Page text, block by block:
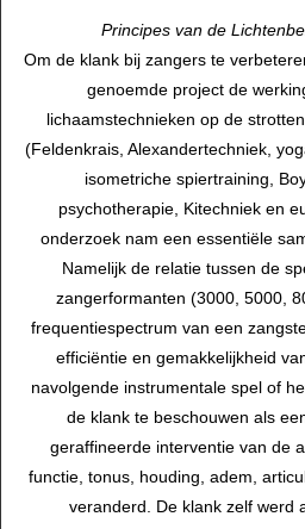
Principes van de
Om de klank bij zangers te
genoemde project de
lichaamstechnieken op de
(Feldenkrais, Alexandertechniek,
isometriche spiertraining,
psychotherapie, Kitechniek en
onderzoek nam een essentiële
Namelijk de relatie tussen de
zangerformanten (3000, 5000,
frequentiespectrum van een
efficiëntie en gemakkelijkheid
navolgende instrumentale spel of
de klank te beschouwen als
geraffineerde interventie van de
functie, tonus, houding, adem,
veranderd. De klank zelf werd